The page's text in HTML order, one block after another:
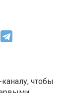
чтобы